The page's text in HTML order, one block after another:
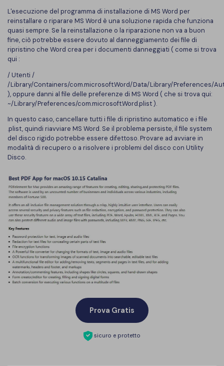
L'esecuzione del programma di installazione di MS Word per
reinstallare o riparare MS Word è una soluzione rapida che funziona
quasi sempre. Se la reinstallazione o la riparazione non va a buon
fine, ciò potrebbe essere dovuto al danneggiamento dei file di
ripristino che Word crea per i documenti danneggiati ( come si trova
qui :
/ Utenti /
/Library/Containers/com.microsoft.Word/Data/Library/Preferences/
), oppure danni al file delle preferenze di MS Word ( che si trova qui:
~/Library/Preferences/com.microsoft.Word.plist ).
In questo caso, cancellare tutti i file di ripristino automatico e i file
.plist, quindi riavviare MS Word. Se il problema persiste, il file system
del disco rigido potrebbe essere difettoso. Provare ad avviare in
modalità di recupero o a risolvere i problemi del disco con Utility
Disco.
Prova Gratis
sicuro e protetto